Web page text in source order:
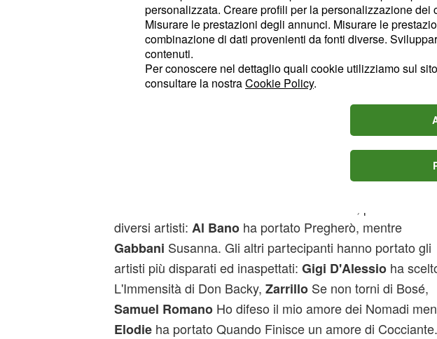
mentre la sorpresa del festival,Ermal Metal, ha portato
Amara Terra Mia di Modugno.Alessio Bernabeiha
Un Giorno Credi di Bennato, mentre la
cimentata nel classico di Mina Le Mille Bolle Blu.Marco
Masiniinvece ci ha regalato una bellissima cover di Signor
ha preferito portare
Un'emozione da poco di Anna Oxa. AncheBraviha
un brano particolare, La Stagione dell'Amore del Maestro
diversi artisti: Al Banoha portato Pregherò, mentre
Gabbani Susanna. Gli altri partecipanti hanno portato gli
artisti più disparati ed inaspettati: Gigi D'Alessioha
L'Immensità di Don Backy, ZarrilloSe non torni di Bosé,
Samuel RomanoHo difeso il mio amore dei Nomadi
Elodieha portato Quando Finisce un amore di Cocciante.
personalizzata. Creare profili per la personalizzazione
Misurare le prestazioni degli annunci. Misurare le
combinazione di dati provenienti da fonti diverse.
contenuti.
Per conoscere nel dettaglio quali cookie utilizziamo sul
consultare la nostraCookie Policy.